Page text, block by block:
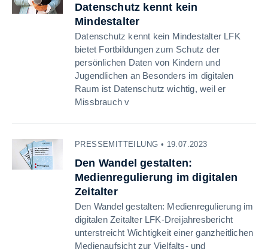
Datenschutz kennt kein
Mindestalter
Datenschutz kennt kein Mindestalter LFK
bietet Fortbildungen zum Schutz der
persönlichen Daten von Kindern und
Jugendlichen an Besonders im digitalen
Raum ist Datenschutz wichtig, weil er
Missbrauch v
PRESSEMITTEILUNG • 19.07.2023
Den Wandel gestalten:
Medienregulierung im digitalen
Zeitalter
Den Wandel gestalten: Medienregulierung im
digitalen Zeitalter LFK-Dreijahresbericht
unterstreicht Wichtigkeit einer ganzheitlichen
Medienaufsicht zur Vielfalts- und